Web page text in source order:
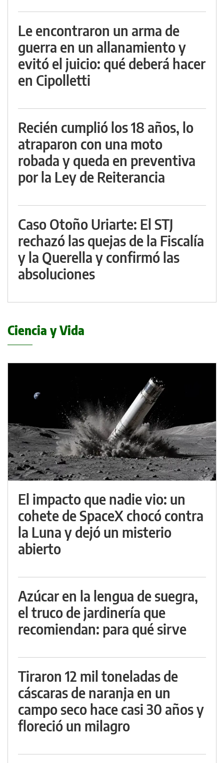
Le encontraron un arma de
guerra en un allanamiento y
evitó el juicio: qué deberá hacer
en Cipolletti
Recién cumplió los 18 años, lo
atraparon con una moto
robada y queda en preventiva
por la Ley de Reiterancia
Caso Otoño Uriarte: El STJ
rechazó las quejas de la Fiscalía
y la Querella y confirmó las
absoluciones
Ciencia y Vida
El impacto que nadie vio: un
cohete de SpaceX chocó contra
la Luna y dejó un misterio
abierto
Azúcar en la lengua de suegra,
el truco de jardinería que
recomiendan: para qué sirve
Tiraron 12 mil toneladas de
cáscaras de naranja en un
campo seco hace casi 30 años y
floreció un milagro